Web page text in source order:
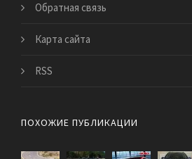
Обратная связь
Карта сайта
RSS
ПОХОЖИЕ ПУБЛИКАЦИИ